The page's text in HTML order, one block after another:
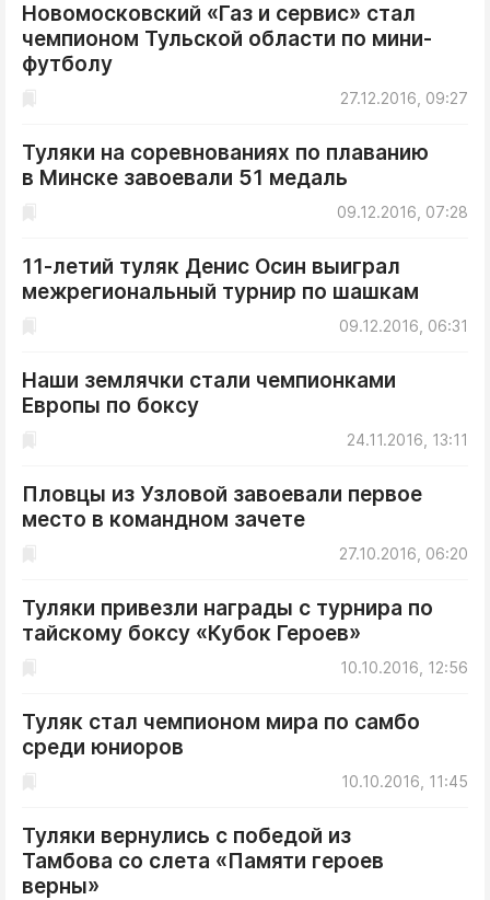
Новомосковский «Газ и сервис» стал
чемпионом Тульской области по мини-
футболу
27.12.2016, 09:27
Туляки на соревнованиях по плаванию
в Минске завоевали 51 медаль
09.12.2016, 07:28
11-летий туляк Денис Осин выиграл
межрегиональный турнир по шашкам
09.12.2016, 06:31
Наши землячки стали чемпионками
Европы по боксу
24.11.2016, 13:11
Пловцы из Узловой завоевали первое
место в командном зачете
27.10.2016, 06:20
Туляки привезли награды с турнира по
тайскому боксу «Кубок Героев»
10.10.2016, 12:56
Туляк стал чемпионом мира по самбо
среди юниоров
10.10.2016, 11:45
Туляки вернулись с победой из
Тамбова со слета «Памяти героев
верны»